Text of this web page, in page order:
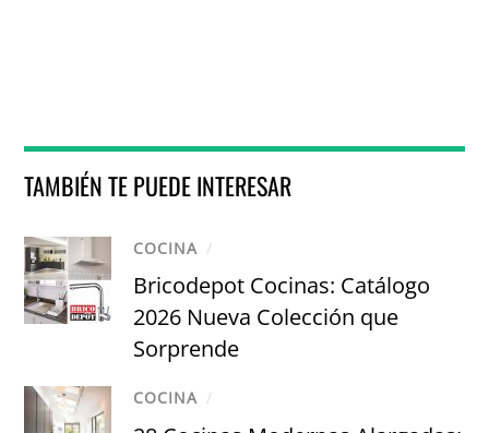
TAMBIÉN TE PUEDE INTERESAR
COCINA /
Bricodepot Cocinas: Catálogo
2026 Nueva Colección que
Sorprende
COCINA /